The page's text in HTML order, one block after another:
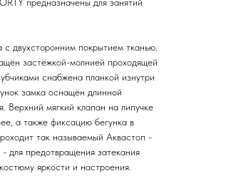
двухсторонним покрытием тканью.
застёжкой-молнией проходящей
снабжена планкой изнутри
замка оснащён длинной
Верхний мягкий клапан на липучке
а также фиксацию бегунка в
так называемый Аквастоп -
для предотвращения затекания
яркости и настроения.